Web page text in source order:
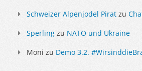
Schweizer Alpenjodel Pirat zu
Sperling zu NATO und Ukraine
Moni zu Demo 3.2.